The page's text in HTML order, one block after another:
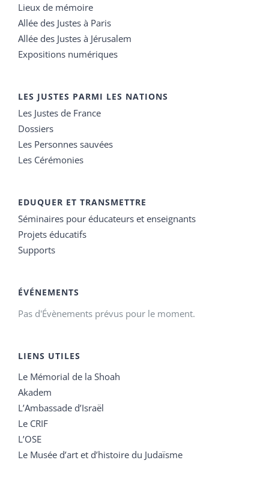
Lieux de mémoire
Allée des Justes à Paris
Allée des Justes à Jérusalem
Expositions numériques
LES JUSTES PARMI LES NATIONS
Les Justes de France
Dossiers
Les Personnes sauvées
Les Cérémonies
EDUQUER ET TRANSMETTRE
Séminaires pour éducateurs et enseignants
Projets éducatifs
Supports
ÉVÉNEMENTS
Pas d'Évènements prévus pour le moment.
LIENS UTILES
Le Mémorial de la Shoah
Akadem
L’Ambassade d’Israël
Le CRIF
L’OSE
Le Musée d’art et d’histoire du Judaïsme